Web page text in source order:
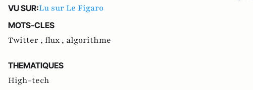
VU SUR:Lu sur Le Figaro
MOTS-CLES
Twitter , flux , algorithme
THEMATIQUES
High-tech